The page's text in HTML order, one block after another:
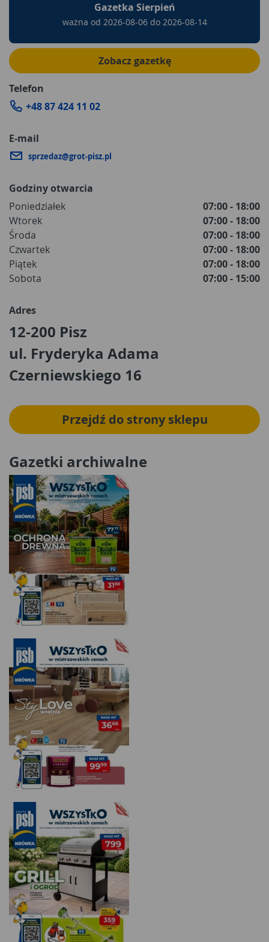
Gazetka Sierpień
ważna od 2026-08-06do 2026-08-14
Zobacz gazetkę
Telefon
+48 87 424 11 02
E-mail
sprzedaz@grot-pisz.pl
Godziny otwarcia
Poniedziałek
07:00 - 18:00
Wtorek
07:00 - 18:00
Środa
07:00 - 18:00
Czwartek
07:00 - 18:00
Piątek
07:00 - 18:00
Sobota
07:00 - 15:00
Adres
12-200 Pisz
ul. Fryderyka Adama
Czerniewskiego 16
Przejdź do strony sklepu
Gazetki archiwalne